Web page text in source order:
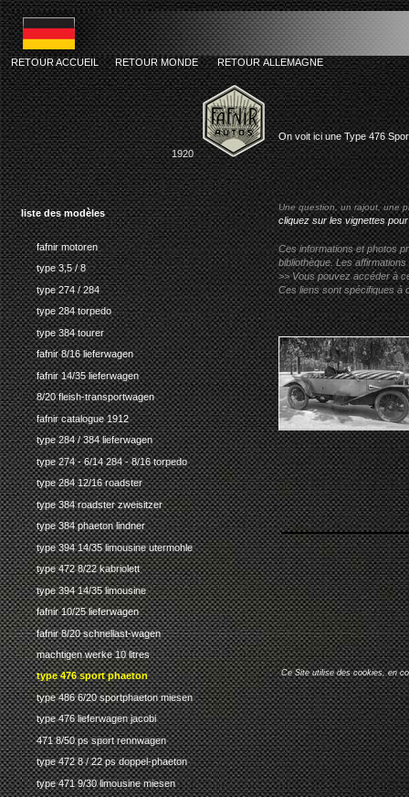
liste des modèles
fafnir motoren
type 3,5 / 8
type 274 / 284
type 284 torpedo
type 384 tourer
fafnir 8/16 lieferwagen
fafnir 14/35 lieferwagen
8/20 fleish-transportwagen
fafnir catalogue 1912
type 284 / 384 lieferwagen
type 274 - 6/14 284 - 8/16 torpedo
type 284 12/16 roadster
type 384 roadster zweisitzer
type 384 phaeton lindner
type 394 14/35 limousine utermohle
type 472 8/22 kabriolett
type 394 14/35 limousine
fafnir 10/25 lieferwagen
fafnir 8/20 schnellast-wagen
machtigen werke 10 litres
type 476 sport phaeton
type 486 6/20 sportphaeton miesen
type 476 lieferwagen jacobi
471 8/50 ps sport rennwagen
type 472 8 / 22 ps doppel-phaeton
type 471 9/30 limousine miesen
fafnir type
RETOUR ACCUEIL RETOUR MONDE RETOUR ALLEMAGNE
1920
On voit ici une Type 476
Une question, un rajout, une
cliquez sur les vignettes
Ces informations et photos
bibliothèque. Les
>> Vous pouvez accéder à
Ces liens sont spécifiques à
Ce Site utilise des cookies, en